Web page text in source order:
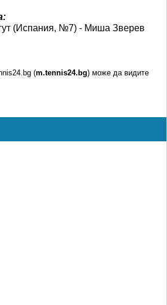
(Испания, №7) - Миша Зверев
(m.tennis24.bg) може да видите